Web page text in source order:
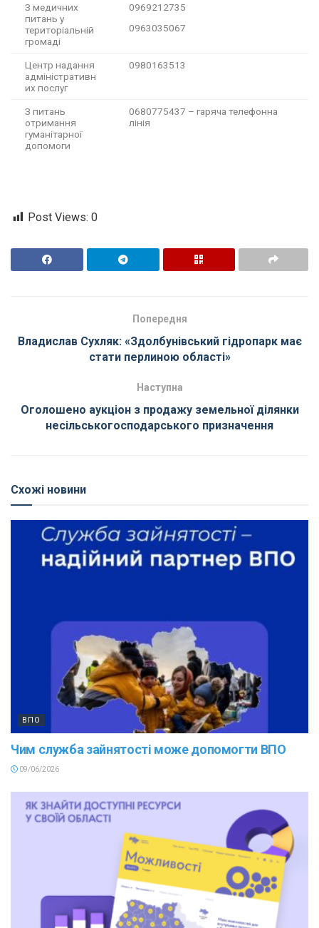
З медичних
питань у
територіальній
громаді
0969212735
0963035067
Центр надання
адміністративн
их послуг
0980163513
З питань
отримання
гуманітарної
допомоги
0680775437 – гаряча телефонна
лінія
Post Views: 0
Попередня
Владислав Сухляк: «Здолбунівський гідропарк має
стати перлиною області»
Наступна
Оголошено аукціон з продажу земельної ділянки
несільськогосподарського призначення
Схожі новини
ВПО
Чим служба зайнятості може допомогти ВПО
09/06/2026